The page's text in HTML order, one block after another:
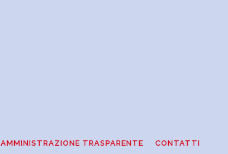
AMMINISTRAZIONE TRASPARENTE CONTATTI